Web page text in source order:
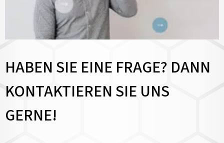
HABEN SIE EINE FRAGE? DANN
KONTAKTIEREN SIE UNS
GERNE!